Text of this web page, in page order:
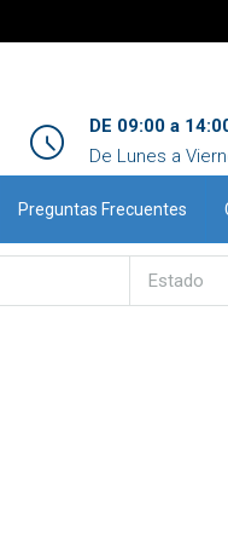
DE 09:00 a
De Lunes a
Preguntas Frecuentes
Estado